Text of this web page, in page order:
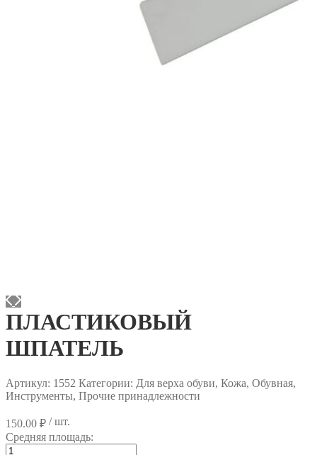
ПЛАСТИКОВЫЙ
ШПАТЕЛЬ
Артикул: 1552 Категории: Для верха обуви, Кожа, Обувная,
Инструменты, Прочие принадлежности
150.00 ₽ / шт.
Средняя площадь:
Количество